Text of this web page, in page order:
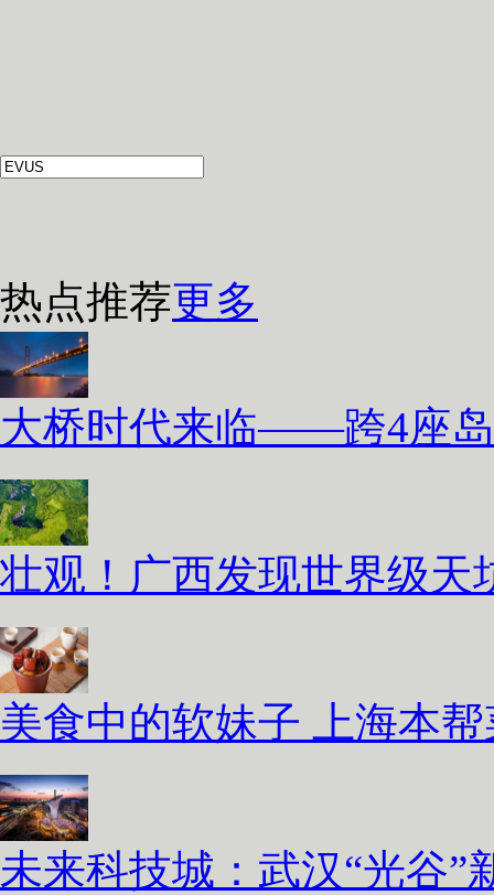
热点推荐更多
大桥时代来临——跨4座
壮观！广西发现世界级天
美食中的软妹子 上海本
未来科技城：武汉“光谷”